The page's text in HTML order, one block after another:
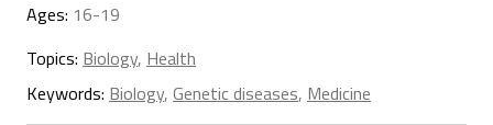
Ages: 16-19
Topics: Biology, Health
Keywords: Biology, Genetic diseases, Medicine